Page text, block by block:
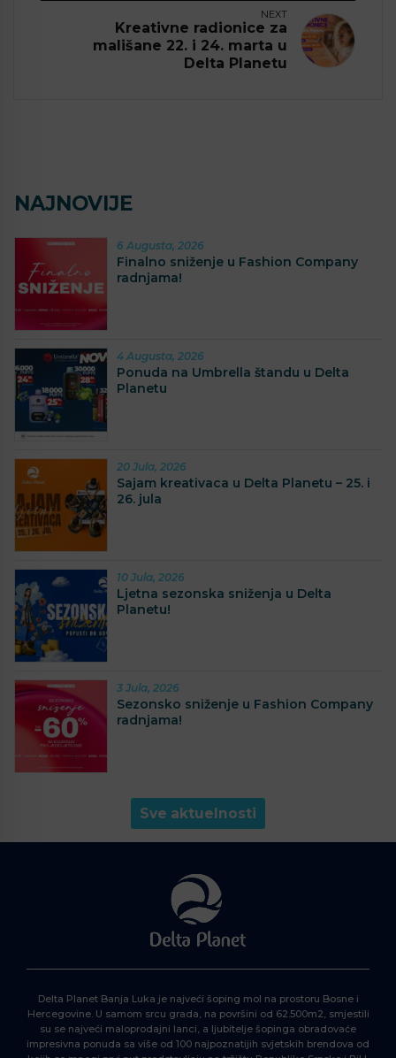
NEXT
Kreativne radionice za
mališane 22. i 24. marta u
Delta Planetu
NAJNOVIJE
6 Augusta, 2026
Finalno sniženje u Fashion Company
radnjama!
4 Augusta, 2026
Ponuda na Umbrella štandu u Delta
Planetu
20 Jula, 2026
Sajam kreativaca u Delta Planetu – 25. i
26. jula
10 Jula, 2026
Ljetna sezonska sniženja u Delta
Planetu!
3 Jula, 2026
Sezonsko sniženje u Fashion Company
radnjama!
Sve aktuelnosti
Delta Planet Banja Luka je najveći šoping mol na prostoru Bosne i
Hercegovine. U samom srcu grada, na površini od 62.500m2, smjestili
su se najveći maloprodajni lanci, a ljubitelje šopinga obradovaće
impresivna ponuda sa više od 100 najpoznatijih svjetskih brendova od